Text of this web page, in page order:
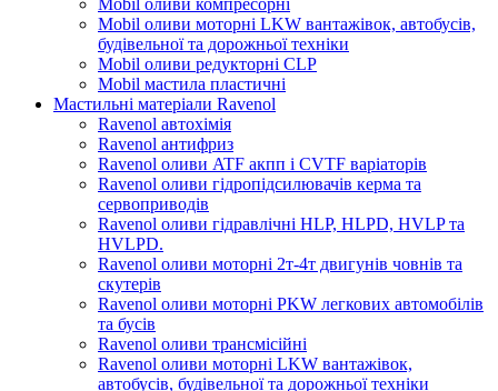
Mobil оливи компресорні
Mobil оливи моторні LKW вантажівок, автобусів,
будівельної та дорожньої техніки
Mobil оливи редукторні CLP
Mobil мастила пластичні
Мастильні матеріали Ravenol
Ravenol автохімія
Ravenol антифриз
Ravenol оливи ATF акпп і CVTF варіаторів
Ravenol оливи гідропідсилювачів керма та
сервоприводів
Ravenol оливи гідравлічні HLP, HLPD, HVLP та
HVLPD.
Ravenol оливи моторні 2т-4т двигунів човнів та
скутерів
Ravenol оливи моторні PKW легкових автомобілів
та бусів
Ravenol оливи трансмісійні
Ravenol оливи моторні LKW вантажівок,
автобусів, будівельної та дорожньої техніки